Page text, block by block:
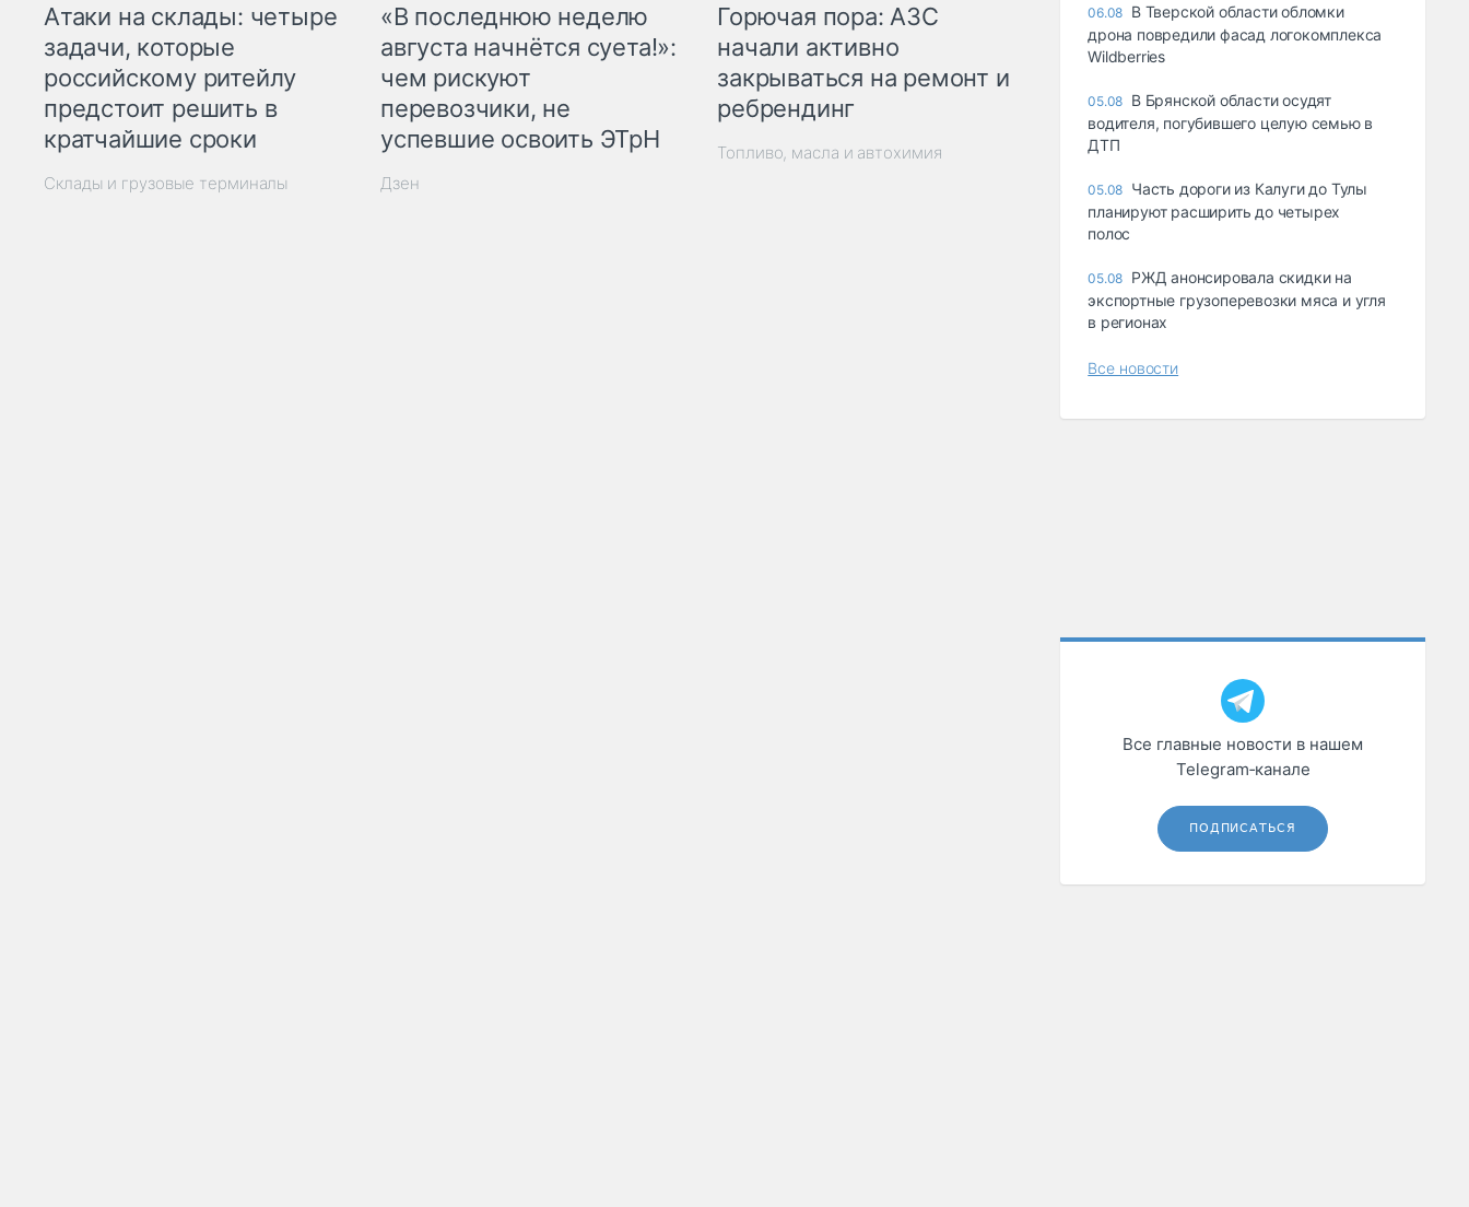
Атаки на склады: четыре
задачи, которые
российскому ритейлу
предстоит решить в
кратчайшие сроки
Склады и грузовые терминалы
«В последнюю неделю
августа начнётся суета!»:
чем рискуют
перевозчики, не
успевшие освоить ЭТрН
Дзен
Горючая пора: АЗС
начали активно
закрываться на ремонт и
ребрендинг
Топливо, масла и автохимия
06.08 В Тверской области обломки
дрона повредили фасад логокомплекса
Wildberries
05.08 В Брянской области осудят
водителя, погубившего целую семью в
ДТП
05.08 Часть дороги из Калуги до Тулы
планируют расширить до четырех
полос
05.08 РЖД анонсировала скидки на
экспортные грузоперевозки мяса и угля
в регионах
Все новости
Все главные новости в нашем
Telegram‑канале
ПОДПИСАТЬСЯ